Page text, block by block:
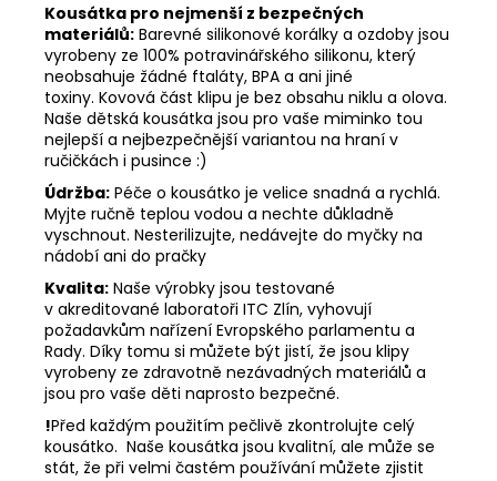
Kousátka pro nejmenší z bezpečných
materiálů: Barevné silikonové korálky a ozdoby jsou
vyrobeny ze 100% potravinářského silikonu, který
neobsahuje žádné ftaláty, BPA a ani jiné
toxiny. Kovová část klipu je bez obsahu niklu a olova.
Naše dětská kousátka jsou pro vaše miminko tou
nejlepší a nejbezpečnější variantou na hraní v
ručičkách i pusince :)
Údržba: Péče o kousátko je velice snadná a rychlá.
Myjte ručně teplou vodou a nechte důkladně
vyschnout. Nesterilizujte, nedávejte do myčky na
nádobí ani do pračky
Kvalita: Naše výrobky jsou testované
v akreditované laboratoři ITC Zlín, vyhovují
požadavkům nařízení Evropského parlamentu a
Rady. Díky tomu si můžete být jistí, že jsou klipy
vyrobeny ze zdravotně nezávadných materiálů a
jsou pro vaše děti naprosto bezpečné.
!Před každým použitím pečlivě zkontrolujte celý
kousátko. Naše kousátka jsou kvalitní, ale může se
stát, že při velmi častém používání můžete zjistit